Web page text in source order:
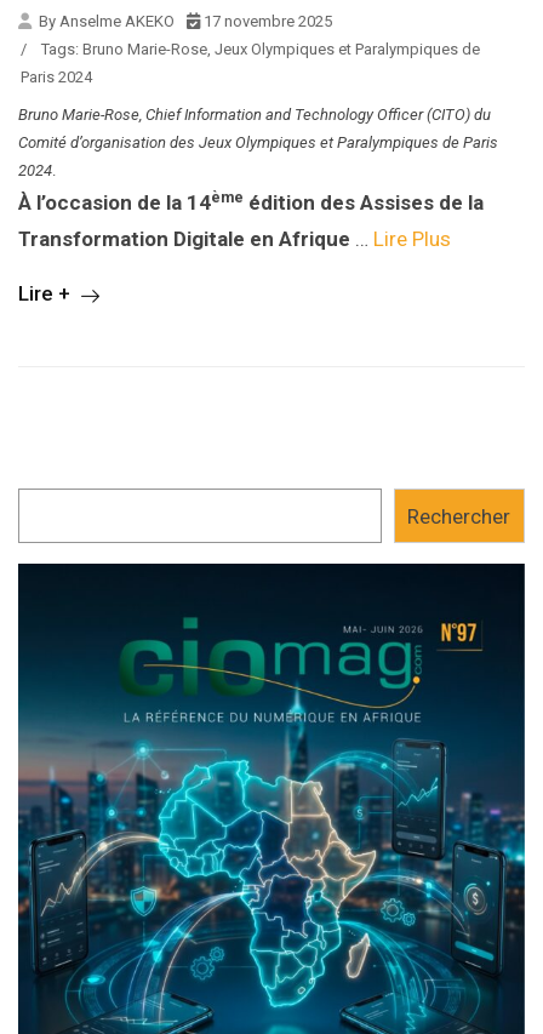
By Anselme AKEKO
17 novembre 2025
/
Tags: Bruno Marie-Rose, Jeux Olympiques et Paralympiques de
Paris 2024
Bruno Marie-Rose, Chief Information and Technology Officer (CITO) du
Comité d’organisation des Jeux Olympiques et Paralympiques de Paris
2024.
À l’occasion de la 14ème édition des Assises de la
Transformation Digitale en Afrique … Lire Plus
Lire +
Rechercher